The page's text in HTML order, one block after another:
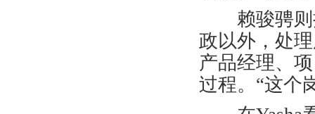
赖骏骋则
政以外，处
产品经理、
过程。 “这个